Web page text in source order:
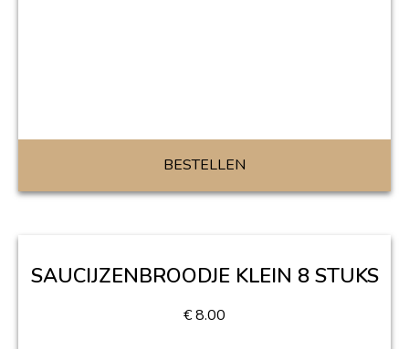
BESTELLEN
SAUCIJZENBROODJE KLEIN 8 STUKS
€8.00